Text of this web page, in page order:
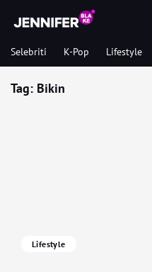
Selebriti K-Pop Lifestyle
Tag: Bikin
Lifestyle